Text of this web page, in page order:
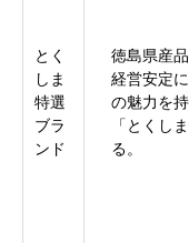
とく
しま
特選
ブラ
ンド
徳島県産
経営安定
の魅力を
「とくし
る。